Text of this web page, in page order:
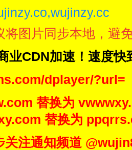
图片同步本地，避免
业CDN加速！速度快
dplayer/?url=
替换为
替换为
注通知频道